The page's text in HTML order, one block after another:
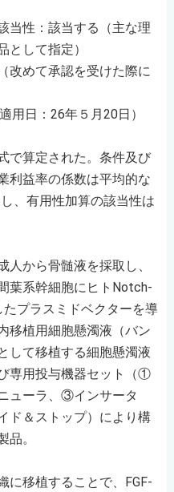
当性：該当する（主な理
として指定）
改めて承認を受けた際に
用日：26年５月20日）
で算定された。条件及び
利益率の係数は平均的な
、有用性加算の該当性は
から骨髄液を採取し、
葉系幹細胞にヒトNotch-
プラスミドベクターを導
移植用細胞懸濁液（バン
して移植する細胞懸濁液
専用投与機器セット（①
ューラ、③インサータ
＆ストップ）により構
品。
に移植することで、FGF-